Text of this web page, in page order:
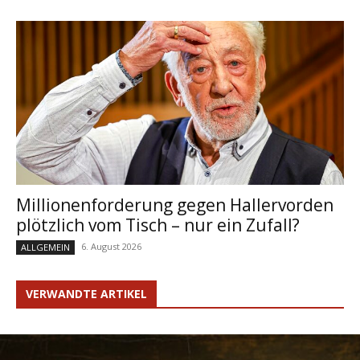
Millionenforderung gegen Hallervorden
plötzlich vom Tisch – nur ein Zufall?
ALLGEMEIN 6. August 2026
VERWANDTE ARTIKEL